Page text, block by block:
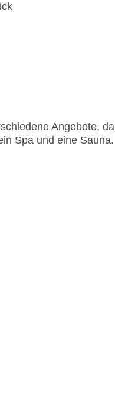
Angebote,
Spa und eine Sauna.